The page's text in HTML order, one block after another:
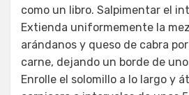
como un libro. Salpimentar el
Extienda uniformemente la
arándanos y queso de cabra
carne, dejando un borde de
Enrolle el solomillo a lo largo y